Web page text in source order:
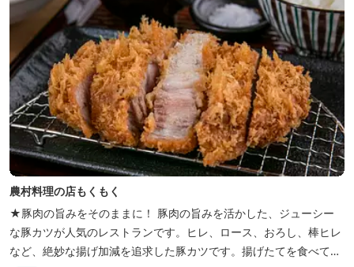
農村料理の店もくもく
★豚肉の旨みをそのままに！ 豚肉の旨みを活かした、ジューシー
な豚カツが人気のレストランです。ヒレ、ロース、おろし、棒ヒレ
など、絶妙な揚げ加減を追求した豚カツです。揚げたてを食べてい